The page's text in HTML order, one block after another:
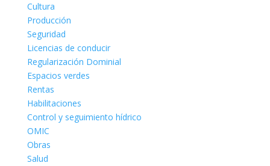
Cultura
Producción
Seguridad
Licencias de conducir
Regularización Dominial
Espacios verdes
Rentas
Habilitaciones
Control y seguimiento hídrico
OMIC
Obras
Salud